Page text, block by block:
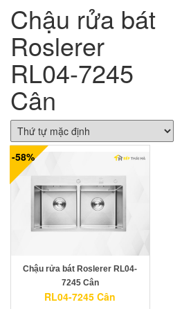
Chậu rửa bát
Roslerer
RL04-7245
Cân
-58%
Chậu rửa bát Roslerer RL04-
7245 Cân
RL04-7245 Cân